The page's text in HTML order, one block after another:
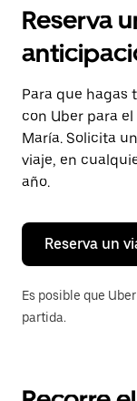
el
y
selecciona
una
fecha.
Presiona
la
tecla Esc
para
cerrar
calendario.
Reserva
Para que hagas
con Uber para
María. Solicita
viaje, en
año.
Reserva un
Es posible que
partida.